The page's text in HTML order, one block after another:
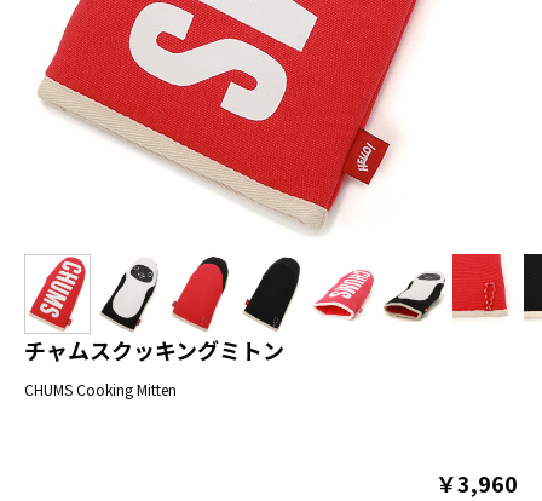
チャムスクッキングミトン
CHUMS Cooking Mitten
￥3,960